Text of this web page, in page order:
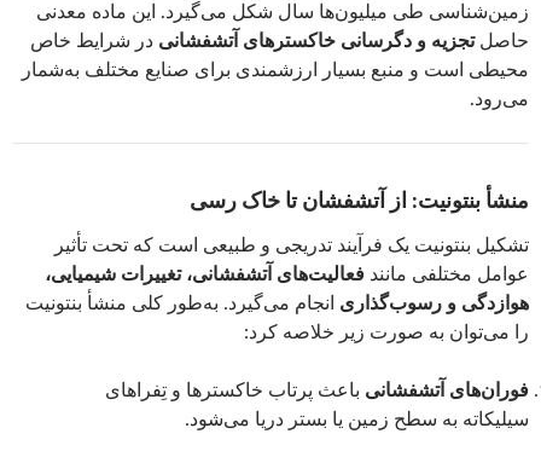
زمین‌شناسی طی میلیون‌ها سال شکل می‌گیرد. این ماده معدنی
حاصلتجزیه و دگرسانی خاکسترهای آتشفشانی در شرایط خاص
محیطی است و منبع بسیار ارزشمندی برای صنایع مختلف به‌شمار
می‌رود.
منشأ بنتونیت: از آتشفشان تا خاک رسی
تشکیل بنتونیت یک فرآیند تدریجی و طبیعی است که تحت تأثیر
عوامل مختلفی مانند فعالیت‌های آتشفشانی، تغییرات شیمیایی،
هوازدگی و رسوب‌گذاری انجام می‌گیرد. به‌طور کلی منشأ بنتونیت
را می‌توان به صورت زیر خلاصه کرد:
فوران‌های آتشفشانی باعث پرتاب خاکسترها و تِفراهای
سیلیکاته به سطح زمین یا بستر دریا می‌شود.